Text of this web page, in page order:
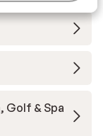
Golf & Spa